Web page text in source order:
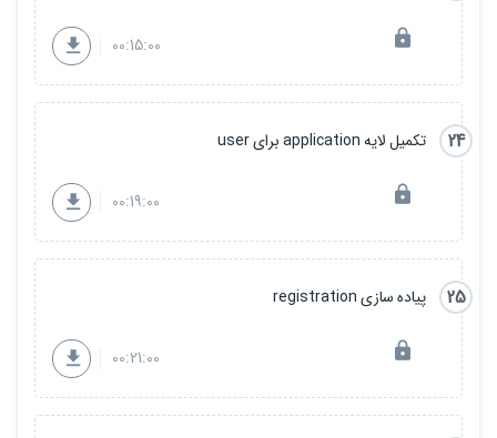
00:15:00
24 تکمیل لایه application برای user
00:19:00
25 پیاده سازی registration
00:21:00